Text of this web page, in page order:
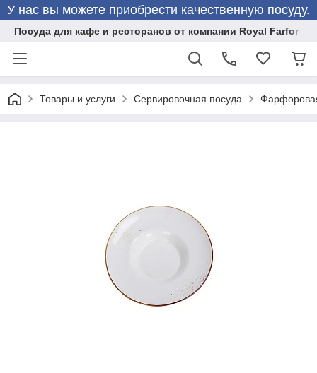
У нас вы можете приобрести качественную посуду.
Посуда для кафе и ресторанов от компании Royal Farfor
Товары и услуги Сервировочная посуда